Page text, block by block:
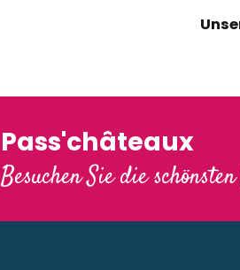
Pass'châteaux
Besuchen Sie die